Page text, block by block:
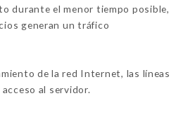
durante el menor tiempo posible,
generan un tráfico
de la red Internet, las líneas
al servidor.